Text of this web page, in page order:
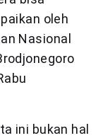
oleh
Nasional
ini bukan hal